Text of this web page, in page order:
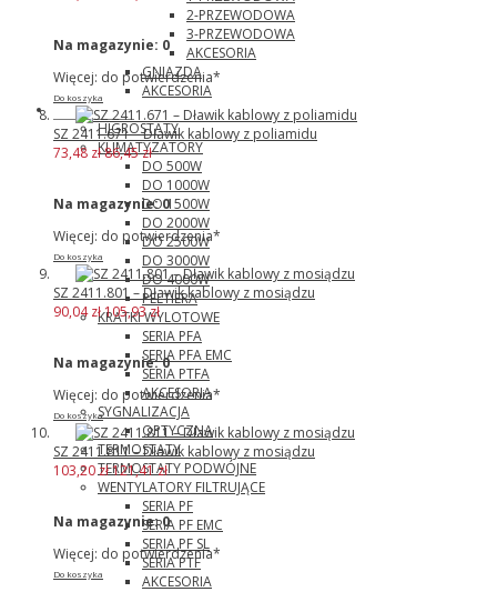
2-PRZEWODOWA
3-PRZEWODOWA
AKCESORIA
GNIAZDA
AKCESORIA
Pfannenberg
HIGROSTATY
KLIMATYZATORY
DO 500W
DO 1000W
DO 1500W
DO 2000W
DO 2500W
DO 3000W
DO 4000W
PELTIERA
KRATKI WYLOTOWE
SERIA PFA
SERIA PFA EMC
SERIA PTFA
AKCESORIA
SYGNALIZACJA
OPTYCZNA
TERMOSTATY
TERMOSTATY PODWÓJNE
WENTYLATORY FILTRUJĄCE
SERIA PF
SERIA PF EMC
SERIA PF SL
SERIA PTF
AKCESORIA
Na magazynie: 0
Więcej: do potwierdzenia*
Do koszyka
SZ 2411.671 – Dławik kablowy z poliamidu
73,48 zł86,45 zł
Na magazynie:0
Więcej: do potwierdzenia*
Do koszyka
SZ 2411.801 – Dławik kablowy z mosiądzu
90,04 zł105,93 zł
Na magazynie:0
Więcej: do potwierdzenia*
Do koszyka
SZ 2411.811 – Dławik kablowy z mosiądzu
103,20 zł121,41 zł
Na magazynie:0
Więcej: do potwierdzenia*
Do koszyka